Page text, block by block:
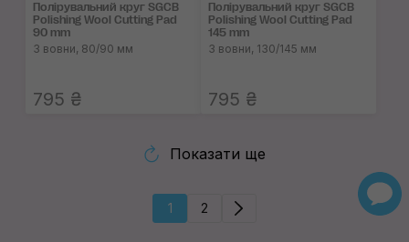
Полірувальний круг SGCB
Polishing Wool Cutting Pad
90 mm
З вовни, 80/90 мм
795 ₴
Полірувальний круг SGCB
Polishing Wool Cutting Pad
145 mm
З вовни, 130/145 мм
795 ₴
Показати ще
1 2